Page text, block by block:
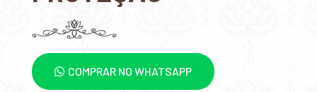
COMPRAR NO WHATSAPP